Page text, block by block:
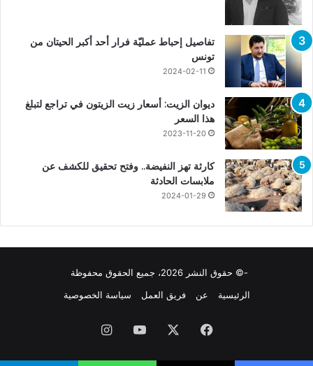
تفاصيل إحباط عمليّة فرار أحد أكبر الحيتان من
تونس
2024-02-11
ديوان الزيت: أسعار زيت الزيتون في تراجع لتبلغ
هذا السعر
2023-11-20
كارثة تهز النفيضة.. وفتح تحقيق للكشف عن
ملابسات الحادثة
2024-01-29
-© حقوق النشر 2026، جميع الحقوق محفوظة
الرئيسية
عن فريق العمل سياسة الخصوصية
فيسبوك يوتيوبانستقرام